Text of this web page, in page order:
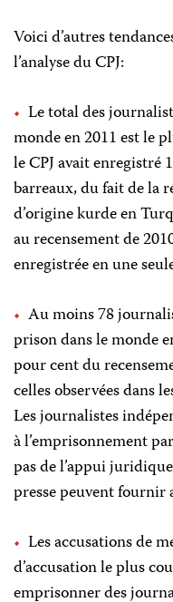
Voici d’autres
l’analyse du CPJ:
Le total des
monde en 2011 est le
le CPJ avait enregistré
barreaux, du fait de la
d’origine kurde en
au recensement de
enregistrée en une
Au moins 78
prison dans le monde
pour cent du
celles observées dans
Les journalistes
à l’emprisonnement
pas de l’appui
presse peuvent fournir
Les accusations de
d’accusation le plus
emprisonner des